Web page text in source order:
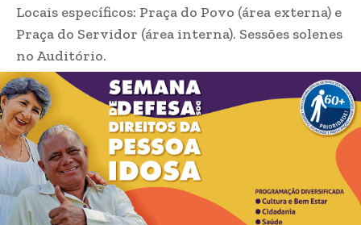
Locais específicos: Praça do Povo (área externa) e
Praça do Servidor (área interna). Sessões solenes
no Auditório.